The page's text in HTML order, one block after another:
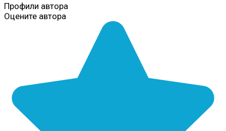
Профили автора
Оцените автора